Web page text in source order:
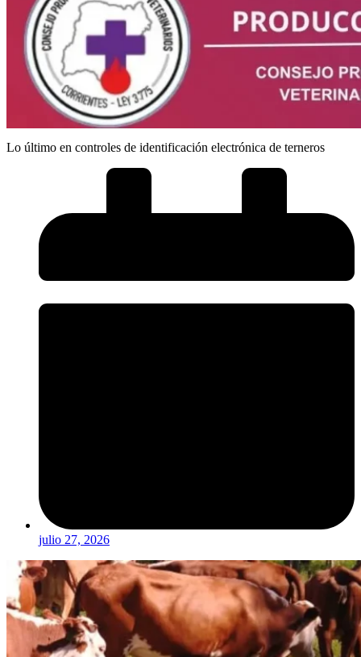
Lo último en controles de identificación electrónica de terneros
julio 27, 2026